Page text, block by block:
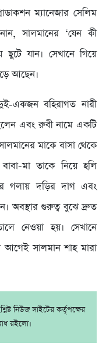
ম্যানেজার সেলিম
সালমানের ‘যেন কী
যান। সেখানে গিয়ে
আছেন।
একজন বহিরাগত নারী
এবং রুবী নামে একটি
মাকে বাসা থেকে
মা তাকে নিয়ে হলি
গলায় দড়ির দাগ এবং
অবস্থার গুরুত্ব বুঝে দ্রুত
নেওয়া হয়। সেখানে
আগেই সালমান শাহ মারা
নিউজ সাইটের কর্তৃপক্ষের
রইলো।